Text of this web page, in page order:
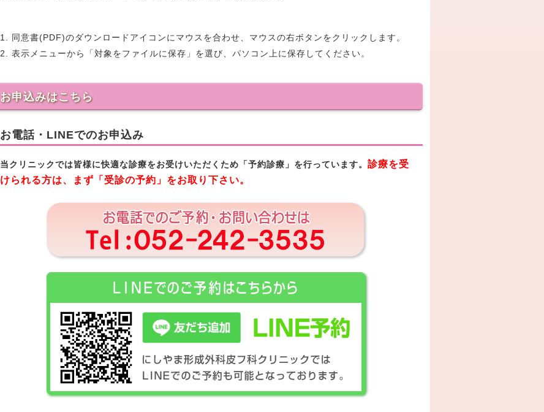
1. 同意書(PDF)のダウンロードアイコンにマウスを合わせ、マウスの右ボタンをクリックします。
2. 表示メニューから「対象をファイルに保存」を選び、パソコン上に保存してください。
お申込みはこちら
お電話・LINEでのお申込み
当クリニックでは皆様に快適な診療をお受けいただくため「予約診療」を行っています。 診療を受
けられる方は、まず「受診の予約」をお取り下さい。